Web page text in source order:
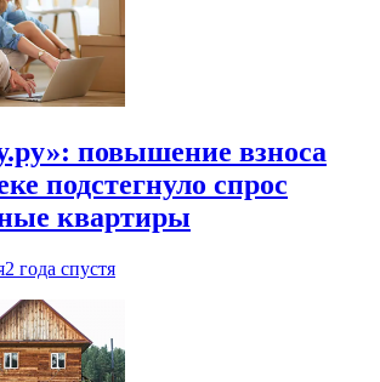
повышение взноса
подстегнуло спрос
квартиры
2 года спустя